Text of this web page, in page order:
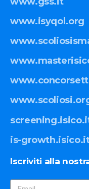
www.isyqol.org
is-
Iscriviti alla